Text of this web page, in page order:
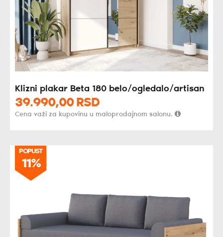
Klizni plakar Beta 180 belo/ogledalo/artisan
39.990,00 RSD
Cena važi za kupovinu u maloprodajnom salonu.
POPUST
11%